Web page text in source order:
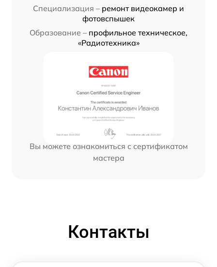
Специализация – ремонт видеокамер и
фотовспышек
Образование – профильное техническое,
«Радиотехника»
Вы можете ознакомиться с сертификатом
мастера
Контакты